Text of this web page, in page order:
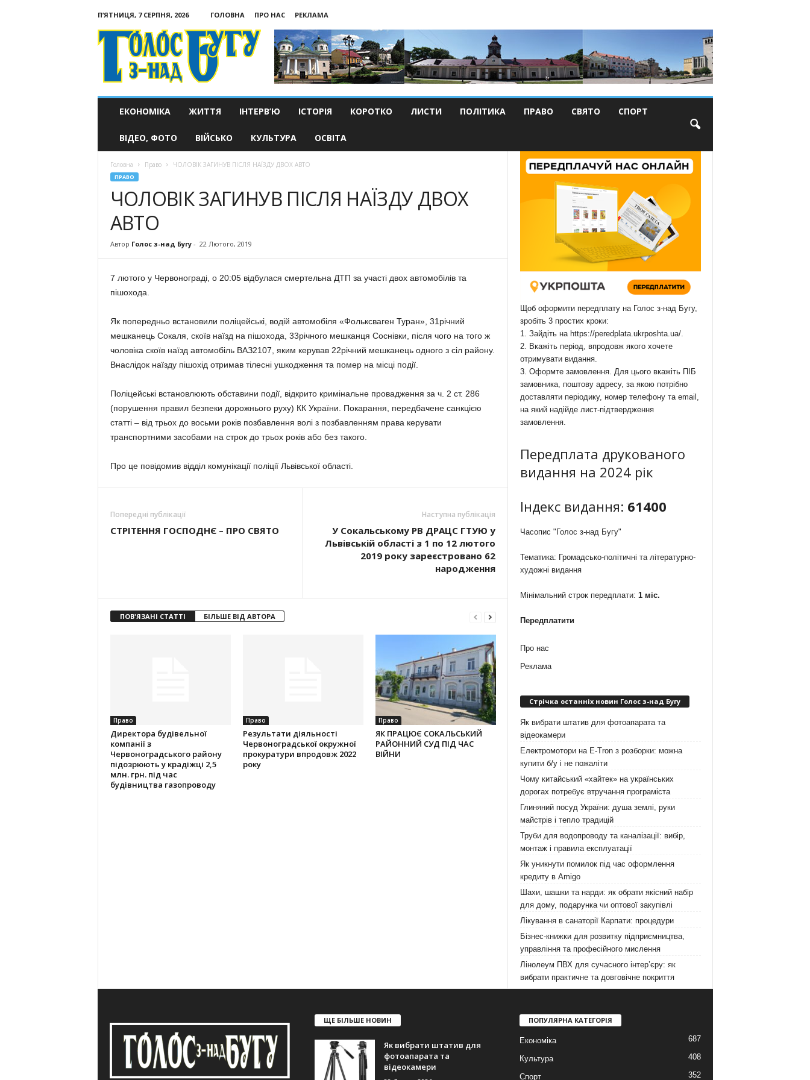
П’ЯТНИЦЯ, 7 СЕРПНЯ, 2026 ГОЛОВНА ПРО НАС
РЕКЛАМА
Голос
з-
ЕКОНОМІКА ЖИТТЯ ІНТЕРВ’Ю ІСТОРІЯ КОРОТКО ЛИСТИ ПОЛІТИКА ПРАВО СВЯТО СПОРТ
ВІДЕО, ФОТО ВІЙСЬКО КУЛЬТУРА ОСВІТА
Головна Право ЧОЛОВІК ЗАГИНУВ ПІСЛЯ НАЇЗДУ ДВОХ АВТО
ПРАВО
ЧОЛОВІК ЗАГИНУВ ПІСЛЯ НАЇЗДУ ДВОХ
АВТО
Автор Голос з-над Бугу- 22 Лютого, 2019
7 лютого у Червонограді, о 20:05 відбулася смертельна ДТП за участі двох автомобілів та
пішохода.
Як попередньо встановили поліцейські, водій автомобіля «Фольксваген Туран», 31річний
мешканець Сокаля, скоїв наїзд на пішохода, 33річного мешканця Соснівки, після чого на того ж
чоловіка скоїв наїзд автомобіль ВАЗ2107, яким керував 22річний мешканець одного з сіл району.
Внаслідок наїзду пішохід отримав тілесні ушкодження та помер на місці події.
Поліцейські встановлюють обставини події, відкрито кримінальне провадження за ч. 2 ст. 286
(порушення правил безпеки дорожнього руху) КК України. Покарання, передбачене санкцією
статті – від трьох до восьми років позбавлення волі з позбавленням права керувати
транспортними засобами на строк до трьох років або без такого.
Про це повідомив відділ комунікації поліції Львівської області.
Попередні публікації
СТРІТЕННЯ ГОСПОДНЄ – ПРО СВЯТО
Наступна публікація
У Сокальському РВ ДРАЦС ГТУЮ у
Львівській області з 1 по 12 лютого
2019 року зареєстровано 62
народження
ПОВ'ЯЗАНІ СТАТТІ БІЛЬШЕ ВІД АВТОРА
Право
Директора будівельної
компанії з
Червоноградського району
підозрюють у крадіжці 2,5
млн. грн. під час
будівництва газопроводу
Право
Результати діяльності
Червоноградської окружної
прокуратури впродовж 2022
року
Право
ЯК ПРАЦЮЄ СОКАЛЬСЬКИЙ
РАЙОННИЙ СУД ПІД ЧАС
ВІЙНИ
Щоб оформити передплату на Голос з-над Бугу,
зробіть 3 простих кроки:
1. Зайдіть на https://peredplata.ukrposhta.ua/.
2. Вкажіть період, впродовж якого хочете
отримувати видання.
3. Оформте замовлення. Для цього вкажіть ПІБ
замовника, поштову адресу, за якою потрібно
доставляти періодику, номер телефону та email,
на який надійде лист-підтвердження
замовлення.
Передплата друкованого
видання на 2024 рік
Індекс видання: 61400
Часопис "Голос з-над Бугу"
Тематика: Громадсько-політичні та літературно-
художні видання
Мінімальний строк передплати: 1 міс.
Передплатити
Про нас
Реклама
Стрічка останніх новин Голос з-над Бугу
Як вибрати штатив для фотоапарата та
відеокамери
Електромотори на E-Tron з розборки: можна
купити б/у і не пожаліти
Чому китайський «хайтек» на українських
дорогах потребує втручання програміста
Глиняний посуд України: душа землі, руки
майстрів і тепло традицій
Труби для водопроводу та каналізації: вибір,
монтаж і правила експлуатації
Як уникнути помилок під час оформлення
кредиту в Amigo
Шахи, шашки та нарди: як обрати якісний набір
для дому, подарунка чи оптової закупівлі
Лікування в санаторії Карпати: процедури
Бізнес-книжки для розвитку підприємництва,
управління та професійного мислення
Лінолеум ПВХ для сучасного інтер’єру: як
вибрати практичне та довговічне покриття
ЩЕ БІЛЬШЕ НОВИН
Як вибрати штатив для
фотоапарата та
відеокамери
ПОПУЛЯРНА КАТЕГОРІЯ
Економіка 687
Культура 408
Спорт 352